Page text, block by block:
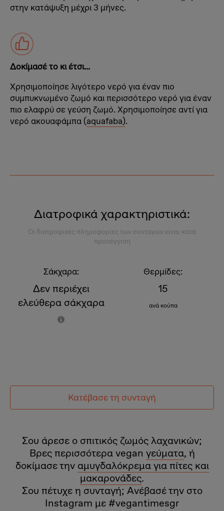
στην κατάψυξη μέχρι 3 μήνες.
Δοκίμασέ το κι έτσι...
Χρησιμοποίησε λιγότερο νερό για έναν πιο
συμπυκνωμένο ζωμό και περισσότερο νερό για έναν
πιο ελαφρύ σε γεύση ζωμό. Χρησιμοποίησε αντί για
νερό ακουαφάμπα (aquafaba).
Διατροφικά χαρακτηριστικά:
Οι διατροφικές πληροφορίες των συνταγών είναι κατά
προσέγγιση
Σάκχαρα:
Δεν περιέχει
ελεύθερα σάκχαρα
Θερμίδες:
15
ανά κούπα
Κατέβασε τη συνταγή
Σου άρεσε ο σπιτικός ζωμός λαχανικών;
Βρες περισσότερα vegan γεύματα, ή
δοκίμασε την αμυγδαλόκρεμα για πίτες και
μακαρονάδες.
Σου πέτυχε η συνταγή; Ανέβασέ την στο
Ιnstagram με #vegantimesgr